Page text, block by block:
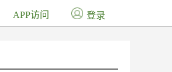
APP访问 登录